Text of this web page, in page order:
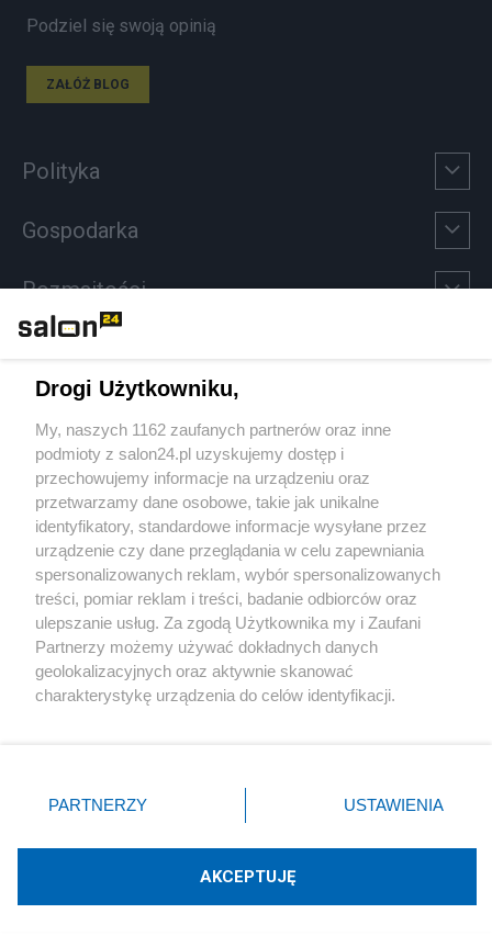
Podziel się swoją opinią
ZAŁÓŻ BLOG
Polityka
Gospodarka
Rozmaitości
Sport
Społeczeństwo
Kultura
X Facebook Instagram Youtube
Technologię dostarcza:W3media.pl
Drogi Użytkowniku,
My, naszych 1162 zaufanych partnerów oraz inne
podmioty z salon24.pl uzyskujemy dostęp i
przechowujemy informacje na urządzeniu oraz
przetwarzamy dane osobowe, takie jak unikalne
identyfikatory, standardowe informacje wysyłane przez
urządzenie czy dane przeglądania w celu zapewniania
spersonalizowanych reklam, wybór spersonalizowanych
treści, pomiar reklam i treści, badanie odbiorców oraz
ulepszanie usług. Za zgodą Użytkownika my i Zaufani
Partnerzy możemy używać dokładnych danych
geolokalizacyjnych oraz aktywnie skanować
charakterystykę urządzenia do celów identyfikacji.
zmienić/wycofać klikając przycisk ustawień prywatności
znajdujący się w lewym dolnym rogu strony
rodzaje przetwarzania danych nie wymagają zgody
użytkownika, ale masz prawo sprzeciwić się takiemu
PARTNERZY USTAWIENIA
AKCEPTUJĘ